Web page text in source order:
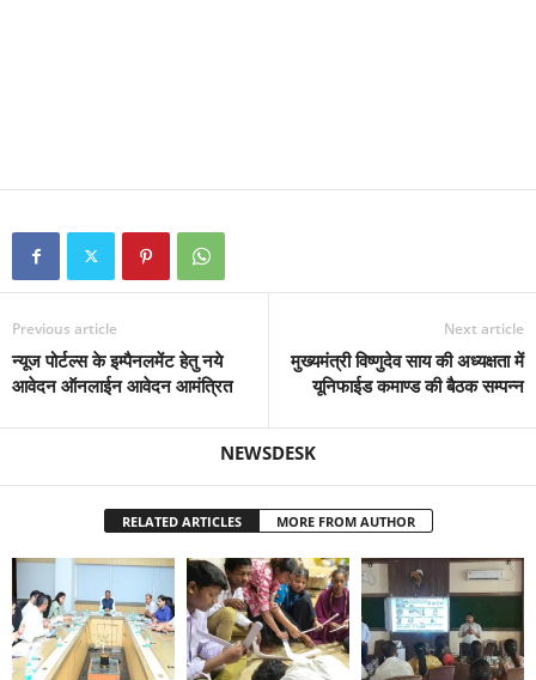
Previous article
न्यूज पोर्टल्स के इम्पैनलमेंट हेतु नये
आवेदन ऑनलाईन आवेदन आमंत्रित
Next article
मुख्यमंत्री विष्णुदेव साय की अध्यक्षता में
यूनिफाईड कमाण्ड की बैठक सम्पन्न
NEWSDESK
RELATED ARTICLES MORE FROM AUTHOR